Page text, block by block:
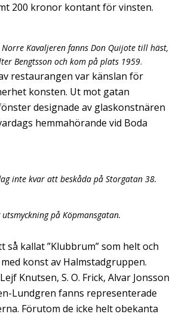
200 kronor kontant för vinsten.
Kavaljeren fanns Don Quijote till häst,
Bengtsson och kom på plats 1959.
restaurangen var känslan för
konsten. Ut mot gatan
designade av glaskonstnären
hemmahörande vid Boda
inte kvar att beskåda på Storgatan 38.
på Köpmansgatan.
så kallat ”Klubbrum” som helt och
konst av Halmstadgruppen.
Knutsen, S. O. Frick, Alvar Jonsson
Lundgren fanns representerade
Förutom de icke helt obekanta